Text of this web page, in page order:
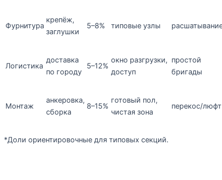
Фурнитура
крепёж,
заглушки
5–8% типовые узлы
Логистика
доставка
по городу
5–12%
окно разгрузки,
доступ
простой
бригады
Монтаж
анкеровка,
сборка
8–15%
готовый пол,
чистая зона
перекос/люфт
*Доли ориентировочные для типовых секций.